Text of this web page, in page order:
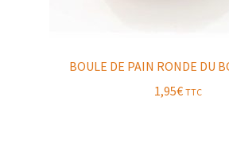
BOULE DE PAIN RONDE DU
1,95€ TTC